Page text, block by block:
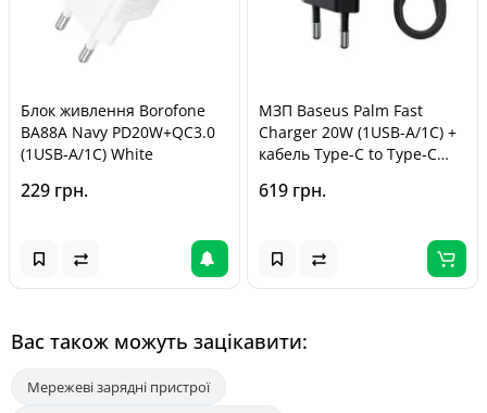
Блок живлення Borofone
BA88A Navy PD20W+QC3.0
(1USB-A/1C) White
229 грн.
МЗП Baseus Palm Fast
Charger 20W (1USB-A/1C) +
кабель Type-C to Type-C
619 грн.
Вас також можуть зацікавити:
Мережеві зарядні пристрої